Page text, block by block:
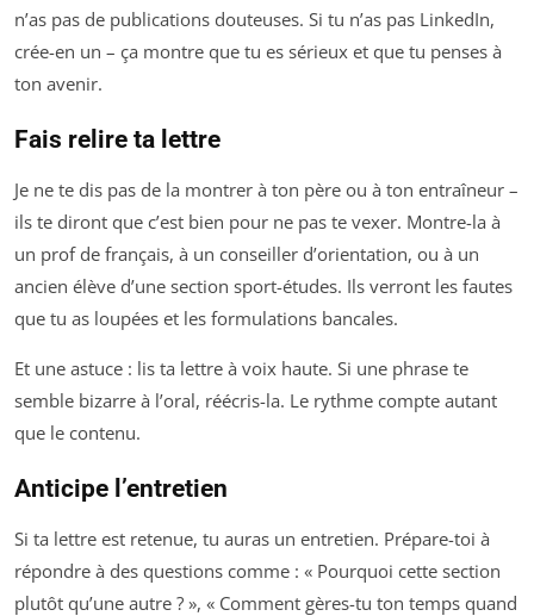
n’as pas de publications douteuses. Si tu n’as pas LinkedIn,
crée-en un – ça montre que tu es sérieux et que tu penses à
ton avenir.
Fais relire ta lettre
Je ne te dis pas de la montrer à ton père ou à ton entraîneur –
ils te diront que c’est bien pour ne pas te vexer. Montre-la à
un prof de français, à un conseiller d’orientation, ou à un
ancien élève d’une section sport-études. Ils verront les fautes
que tu as loupées et les formulations bancales.
Et une astuce : lis ta lettre à voix haute. Si une phrase te
semble bizarre à l’oral, réécris-la. Le rythme compte autant
que le contenu.
Anticipe l’entretien
Si ta lettre est retenue, tu auras un entretien. Prépare-toi à
répondre à des questions comme : « Pourquoi cette section
plutôt qu’une autre ? », « Comment gères-tu ton temps quand